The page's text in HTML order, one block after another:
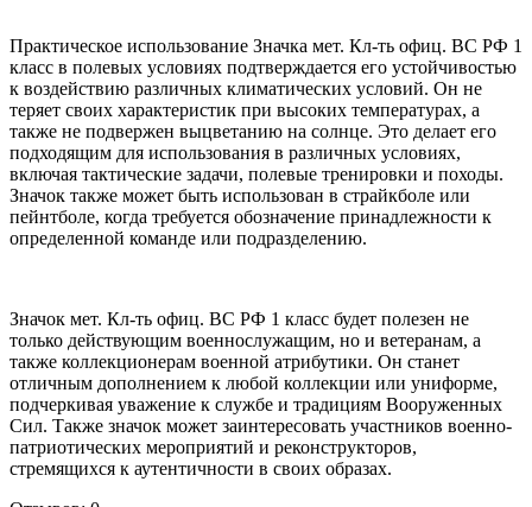
Практическое использование Значка мет. Кл-ть офиц. ВС РФ 1
класс в полевых условиях подтверждается его устойчивостью
к воздействию различных климатических условий. Он не
теряет своих характеристик при высоких температурах, а
также не подвержен выцветанию на солнце. Это делает его
подходящим для использования в различных условиях,
включая тактические задачи, полевые тренировки и походы.
Значок также может быть использован в страйкболе или
пейнтболе, когда требуется обозначение принадлежности к
определенной команде или подразделению.
Значок мет. Кл-ть офиц. ВС РФ 1 класс будет полезен не
только действующим военнослужащим, но и ветеранам, а
также коллекционерам военной атрибутики. Он станет
отличным дополнением к любой коллекции или униформе,
подчеркивая уважение к службе и традициям Вооруженных
Сил. Также значок может заинтересовать участников военно-
патриотических мероприятий и реконструкторов,
стремящихся к аутентичности в своих образах.